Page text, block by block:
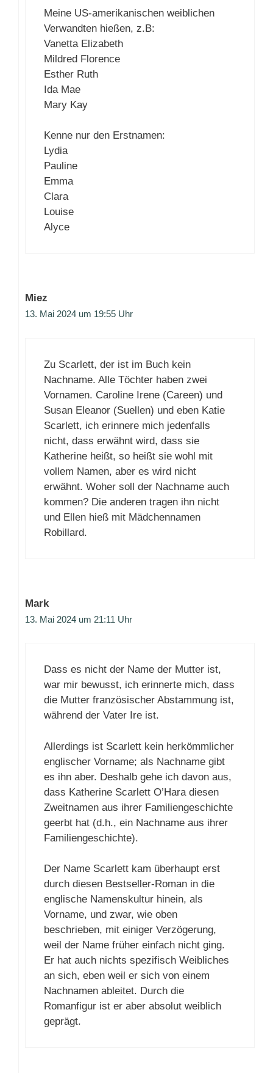
Meine US-amerikanischen weiblichen
Verwandten hießen, z.B:
Vanetta Elizabeth
Mildred Florence
Esther Ruth
Ida Mae
Mary Kay
Kenne nur den Erstnamen:
Lydia
Pauline
Emma
Clara
Louise
Alyce
Miez
13. Mai 2024 um 19:55 Uhr
Zu Scarlett, der ist im Buch kein
Nachname. Alle Töchter haben zwei
Vornamen. Caroline Irene (Careen) und
Susan Eleanor (Suellen) und eben Katie
Scarlett, ich erinnere mich jedenfalls
nicht, dass erwähnt wird, dass sie
Katherine heißt, so heißt sie wohl mit
vollem Namen, aber es wird nicht
erwähnt. Woher soll der Nachname auch
kommen? Die anderen tragen ihn nicht
und Ellen hieß mit Mädchennamen
Robillard.
Mark
13. Mai 2024 um 21:11 Uhr
Dass es nicht der Name der Mutter ist,
war mir bewusst, ich erinnerte mich, dass
die Mutter französischer Abstammung ist,
während der Vater Ire ist.
Allerdings ist Scarlett kein herkömmlicher
englischer Vorname; als Nachname gibt
es ihn aber. Deshalb gehe ich davon aus,
dass Katherine Scarlett O’Hara diesen
Zweitnamen aus ihrer Familiengeschichte
geerbt hat (d.h., ein Nachname aus ihrer
Familiengeschichte).
Der Name Scarlett kam überhaupt erst
durch diesen Bestseller-Roman in die
englische Namenskultur hinein, als
Vorname, und zwar, wie oben
beschrieben, mit einiger Verzögerung,
weil der Name früher einfach nicht ging.
Er hat auch nichts spezifisch Weibliches
an sich, eben weil er sich von einem
Nachnamen ableitet. Durch die
Romanfigur ist er aber absolut weiblich
geprägt.